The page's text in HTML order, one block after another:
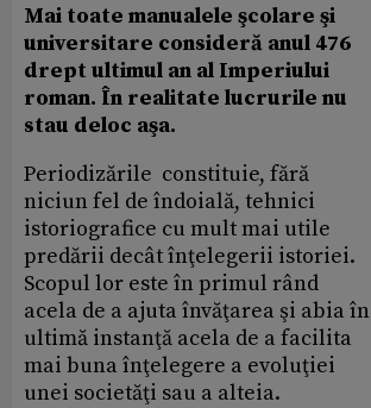
Mai toate manualele şcolare şi
universitare consideră anul 476
drept ultimul an al Imperiului
roman. În realitate lucrurile nu
stau deloc aşa.
Periodizările constituie, fără
niciun fel de îndoială, tehnici
istoriografice cu mult mai utile
predării decât înţelegerii istoriei.
Scopul lor este în primul rând
acela de a ajuta învăţarea şi abia în
ultimă instanţă acela de a facilita
mai buna înţelegere a evoluţiei
unei societăţi sau a alteia.